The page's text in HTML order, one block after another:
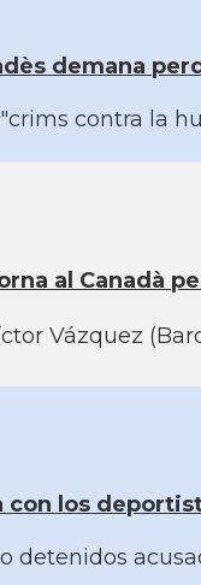
demana
contra la
al Canadà
Vázquez
con los
detenidos